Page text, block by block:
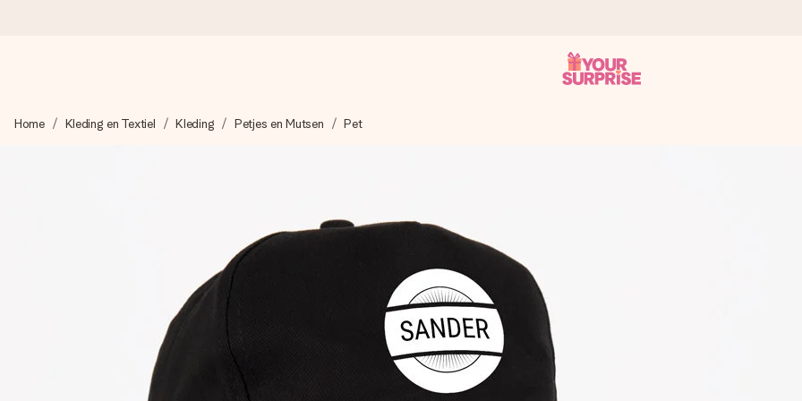
We maken jouw cadeau met zorg en zorgen dat het razendsnel onderweg is - zodat jij kunt geven op precies het juiste moment,
Onze cadeaus worden gewaardeerd. Klanten beoordelen ons met een 4,7 op Google Reviews
Gratis wenskaartje
Je maakt in een paar stappen iets unieks – met haar naam, jullie foto of een boodschap die raakt. Zonder gedoe, maar met alle
Home Kleding en Textiel Kleding Petjes en Mutsen Pet